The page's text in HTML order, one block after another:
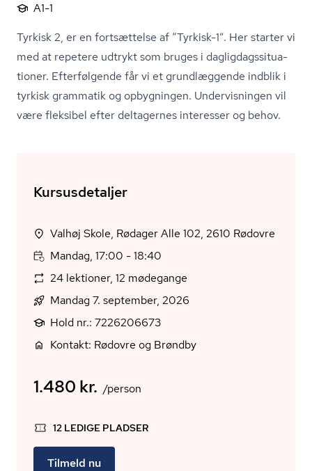
A1-1
Tyrkisk 2, er en fortsættelse af “Tyrkisk-1”. Her starter vi
med at repetere udtrykt som bruges i dag­lig­dags­si­tu­a­
tio­ner. Efterfølgende får vi et grundlæggende indblik i
tyrkisk grammatik og opbygningen. Undervisningen vil
være fleksibel efter deltagernes interesser og behov.
Kursusdetaljer
Valhøj Skole, Rødager Alle 102, 2610 Rødovre
Mandag, 17:00 - 18:40
24 lektioner, 12 mødegange
Mandag 7. september, 2026
Hold nr.: 7226206673
Kontakt: Rødovre og Brøndby
1.480 kr. /person
12 LEDIGE PLADSER
Tilmeld nu